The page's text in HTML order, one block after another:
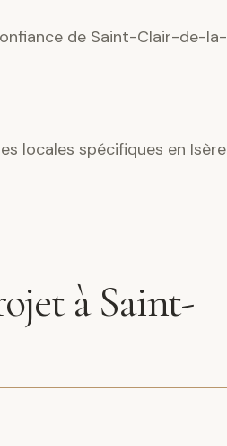
de Saint-Clair-de-la-
locales spécifiques en Isère
à Saint-